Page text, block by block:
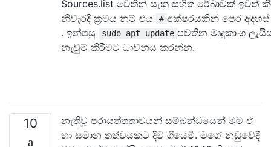
Sources.list වෙතින් සැක සහිත රේඛාවක් ඉවත්
නිවැරදි ක්‍රමය නම් එය
# අක්ෂරයකින් පෙර අදහස්
. ඉන්පසු
sudo apt update පවතින මෘදුකාංග
නැවුම් කිරීමට ධාවනය කරන්න.
10
නැතිවූ පරායත්තතාවයන් සම්බන්ධයෙන් මම ඒ
හා සමාන තත්වයකට දිව ගියෙමි. මගේ නඩුවේදී